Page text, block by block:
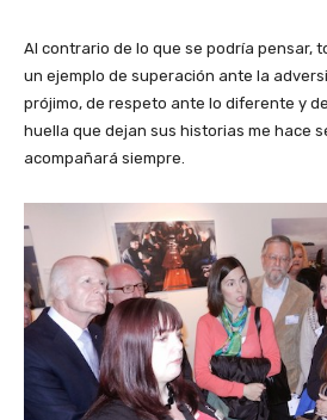
Al contrario de lo que se podría pensar,
un ejemplo de superación ante la
prójimo, de respeto ante lo diferente y
huella que dejan sus historias me hace
acompañará siempre.